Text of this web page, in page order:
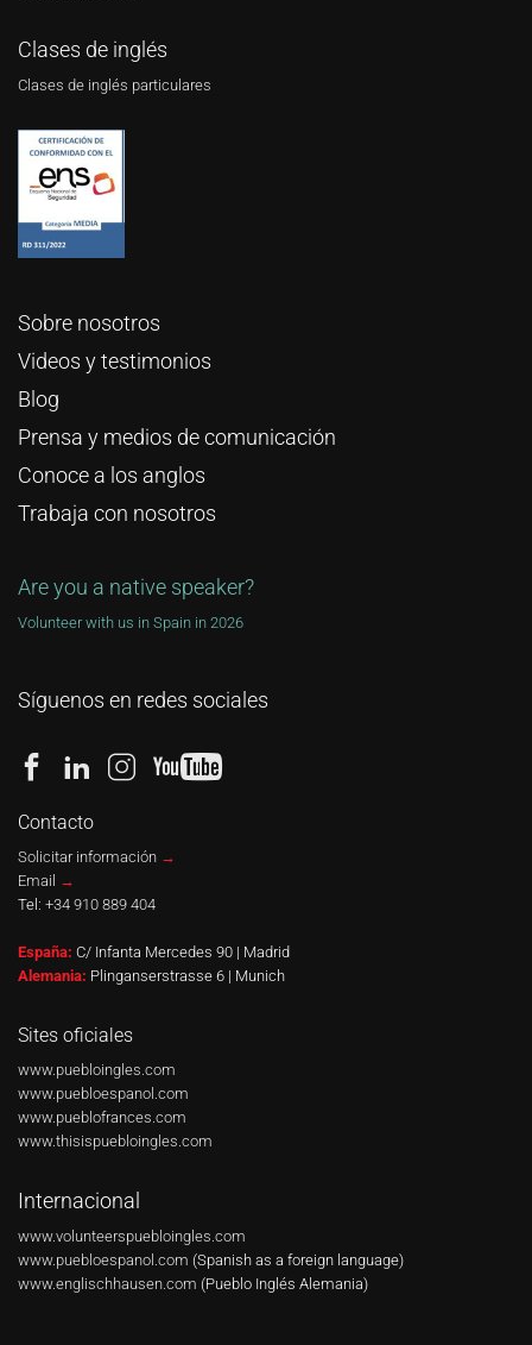
Clases de inglés
Clases de inglés particulares
Sobre nosotros
Videos y testimonios
Blog
Prensa y medios de comunicación
Conoce a los anglos
Trabaja con nosotros
Are you a native speaker?
Volunteer with us in Spain in 2026
Síguenos en redes sociales
Contacto
Solicitar información →
Email →
Tel: +34 910 889 404
España: C/ Infanta Mercedes 90 | Madrid
Alemania: Plinganserstrasse 6 | Munich
Sites oficiales
www.puebloingles.com
www.puebloespanol.com
www.pueblofrances.com
www.thisispuebloingles.com
Internacional
www.volunteerspuebloingles.com
www.puebloespanol.com (Spanish as a foreign language)
www.englischhausen.com (Pueblo Inglés Alemania)